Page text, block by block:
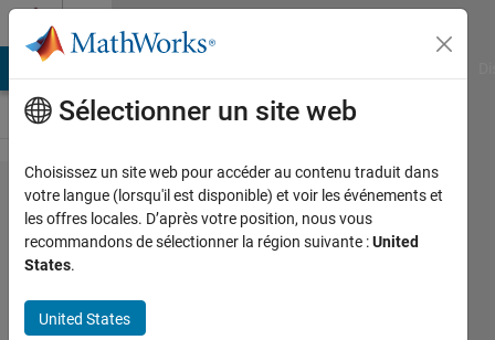
Passer au contenu
Problem
47260.
Find
Logic 9
Sélectionner un site web
Choisissez un site web pour accéder au contenu traduit dans
votre langue (lorsqu'il est disponible) et voir les événements et
les offres locales. D’après votre position, nous vous
recommandons de sélectionner la région suivante :United
States.
United States